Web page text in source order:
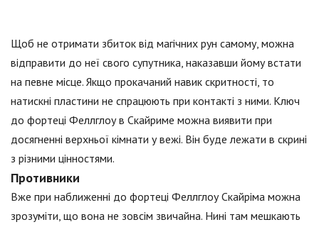
Щоб не отримати збиток від магічних рун самому, можна
відправити до неї свого супутника, наказавши йому встати
на певне місце. Якщо прокачаний навик скритності, то
натискні пластини не спрацюють при контакті з ними. Ключ
до фортеці Феллглоу в Скайриме можна виявити при
досягненні верхньої кімнати у вежі. Він буде лежати в скрині
з різними цінностями.
Противники
Вже при наближенні до фортеці Феллглоу Скайріма можна
зрозуміти, що вона не зовсім звичайна. Нині там мешкають